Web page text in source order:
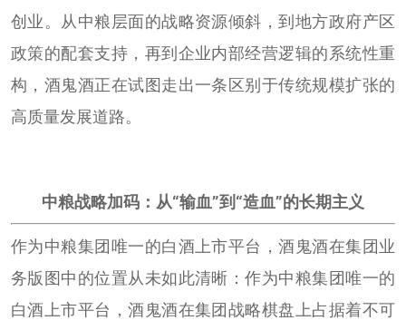
创业。从中粮层面的战略资源倾斜，到地方政府产区
政策的配套支持，再到企业内部经营逻辑的系统性重
构，酒鬼酒正在试图走出一条区别于传统规模扩张的
高质量发展道路。
中粮战略加码：从“输血”到“造血”的长期主义
作为中粮集团唯一的白酒上市平台，酒鬼酒在集团业
务版图中的位置从未如此清晰：作为中粮集团唯一的
白酒上市平台，酒鬼酒在集团战略棋盘上占据着不可